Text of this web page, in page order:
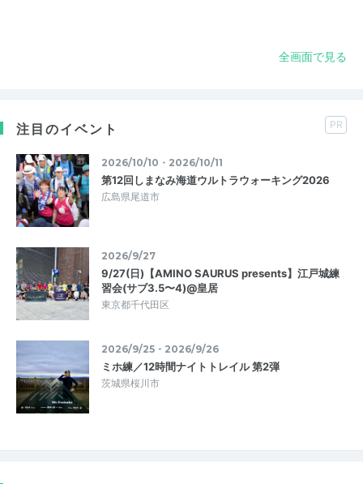
全画面で見る
注目のイベント PR
2026/10/10・2026/10/11
第12回しまなみ海道ウルトラウォーキング2026
広島県尾道市
2026/9/27
9/27(日)【AMINO SAURUS presents】江戸城練
習会(サブ3.5〜4)@皇居
東京都千代田区
2026/9/25・2026/9/26
ミホ練／12時間ナイトトレイル 第2弾
茨城県桜川市